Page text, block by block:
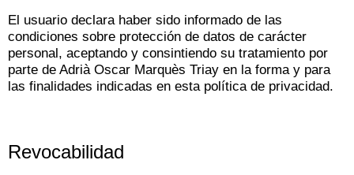
El usuario declara haber sido informado de las
condiciones sobre protección de datos de carácter
personal, aceptando y consintiendo su tratamiento por
parte de Adrià Oscar Marquès Triay en la forma y para
las finalidades indicadas en esta política de privacidad.
Revocabilidad